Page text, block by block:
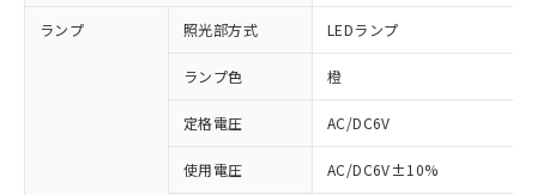
ランプ 照光部方式 LEDランプ
ランプ色 橙
定格電圧 AC/DC6V
使用電圧 AC/DC6V±10%
非含有に対応した製品が提供可能な商品で